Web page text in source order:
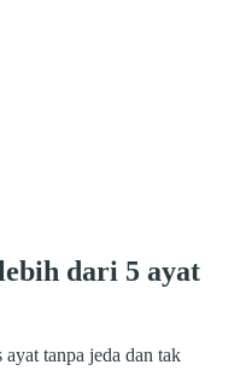
dari 5 ayat
tanpa jeda dan tak